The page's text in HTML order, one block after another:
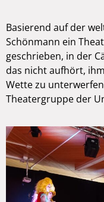
Basierend auf der
Schönmann ein
geschrieben, in der
das nicht aufhört,
Wette zu
Theatergruppe der